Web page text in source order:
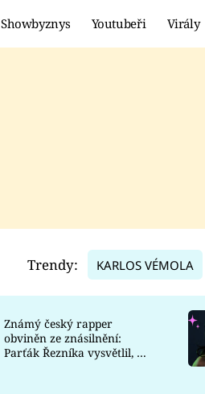
Showbyznys Youtubeři Virály
TADEÁŠ KUBĚNKA
DATEL
Trendy: KARLOS VÉMOLA
Známý český rapper
obviněn ze znásilnění:
Parťák Řezníka vysvětlil, co